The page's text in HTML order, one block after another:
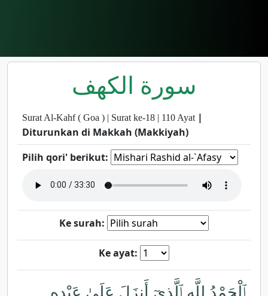
سورة الكهف
Surat Al-Kahf ( Goa ) | Surat ke-18 | 110 Ayat|
Diturunkan di Makkah (Makkiyah)
Pilih qori' berikut:
Ke surah:
Ke ayat:
ٱلْحَمْدُ لِلَّهِ ٱلَّذِىٓ أَنزَلَ عَلَىٰ عَبْدِهِ